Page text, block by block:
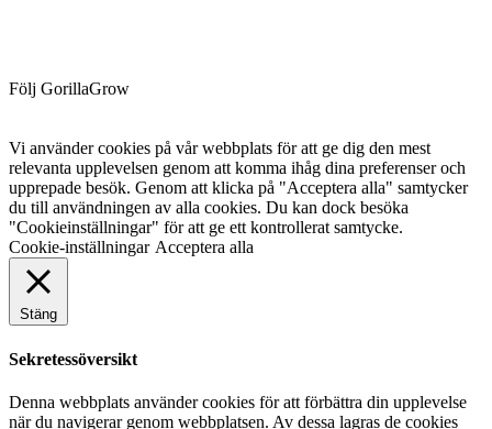
Följ GorillaGrow
Vi använder cookies på vår webbplats för att ge dig den mest
relevanta upplevelsen genom att komma ihåg dina preferenser och
upprepade besök. Genom att klicka på "Acceptera alla" samtycker
du till användningen av alla cookies. Du kan dock besöka
"Cookieinställningar" för att ge ett kontrollerat samtycke.
Cookie-inställningar Acceptera alla
Stäng
Sekretessöversikt
Denna webbplats använder cookies för att förbättra din upplevelse
när du navigerar genom webbplatsen. Av dessa lagras de cookies